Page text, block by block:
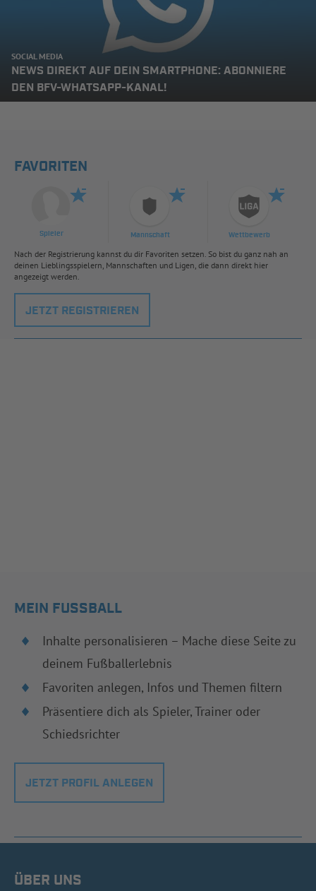
SOCIAL MEDIA
NEWS DIREKT AUF DEIN SMARTPHONE: ABONNIERE
DEN BFV-WHATSAPP-KANAL!
FAVORITEN
Spieler Mannschaft Wettbewerb
Nach der Registrierung kannst du dir Favoriten setzen. So bist du ganz nah an
deinen Lieblingsspielern, Mannschaften und Ligen, die dann direkt hier
angezeigt werden.
JETZT REGISTRIEREN
MEIN FUSSBALL
Inhalte personalisieren – Mache diese Seite zu
deinem Fußballerlebnis
Favoriten anlegen, Infos und Themen filtern
Präsentiere dich als Spieler, Trainer oder
Schiedsrichter
JETZT PROFIL ANLEGEN
ÜBER UNS